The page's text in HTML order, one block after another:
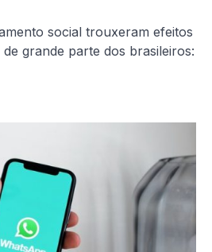
social trouxeram efeitos
grande parte dos brasileiros: